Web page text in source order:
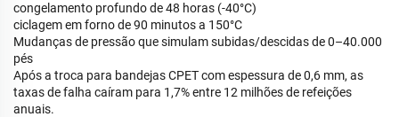
congelamento profundo de 48 horas (-40°C)
ciclagem em forno de 90 minutos a 150°C
Mudanças de pressão que simulam subidas/descidas de 0–40.000
pés
Após a troca para bandejas CPET com espessura de 0,6 mm, as
taxas de falha caíram para 1,7% entre 12 milhões de refeições
anuais.